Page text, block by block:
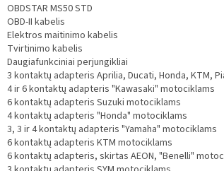
OBDSTAR MS50 STD
OBD-II kabelis
Elektros maitinimo kabelis
Tvirtinimo kabelis
Daugiafunkciniai perjungikliai
3 kontaktų adapteris Aprilia, Ducati, Honda, KTM,
4 ir 6 kontaktų adapteris "Kawasaki" motociklams
6 kontaktų adapteris Suzuki motociklams
4 kontaktų adapteris "Honda" motociklams
3, 3 ir 4 kontaktų adapteris "Yamaha" motociklams
6 kontaktų adapteris KTM motociklams
6 kontaktų adapteris, skirtas AEON, "Benelli"